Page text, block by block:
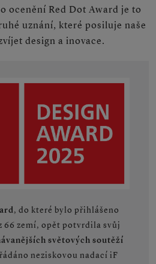
ocenění Red Dot Award je to
uznání, které posiluje naše
design a inovace.
, do které bylo přihlášeno
66 zemí, opět potvrdila svůj
světových soutěží
neziskovou nadací iF